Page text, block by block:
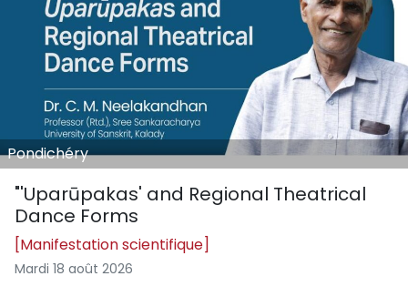
Pondichéry
"'Uparūpakas' and Regional Theatrical
Dance Forms
[Manifestation scientifique]
Mardi 18 août 2026